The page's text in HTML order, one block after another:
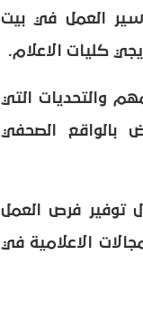
العمل في بيت
كليات الاعلام.
والتحديات التي
الصحفي
توفير فرص العمل
الاعلامية في